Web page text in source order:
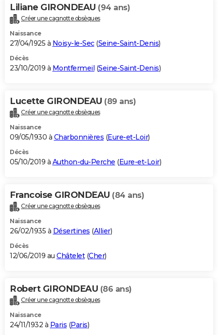
Liliane GIRONDEAU (94 ans)
Créer une cagnotte obsèques
Naissance
27/04/1925 à Noisy-le-Sec(Seine-Saint-Denis)
Décès
23/10/2019 à Montfermeil (Seine-Saint-Denis)
Lucette GIRONDEAU (89 ans)
Créer une cagnotte obsèques
Naissance
09/05/1930 à Charbonnières (Eure-et-Loir)
Décès
05/10/2019 à Authon-du-Perche (Eure-et-Loir)
Francoise GIRONDEAU (84 ans)
Créer une cagnotte obsèques
Naissance
26/02/1935 à Désertines (Allier)
Décès
12/06/2019 au Châtelet(Cher)
Robert GIRONDEAU (86 ans)
Créer une cagnotte obsèques
Naissance
24/11/1932 à Paris (Paris)